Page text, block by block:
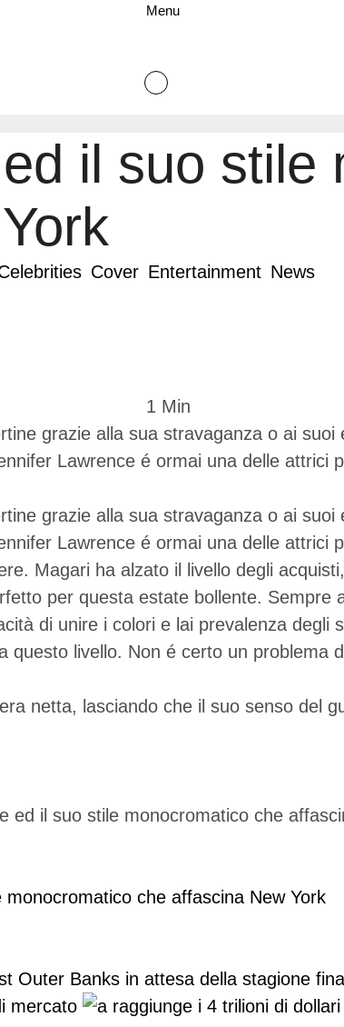
Menu
il suo stile
Cover Entertainment News
1 Min
grazie alla sua stravaganza o ai
Lawrence é ormai una delle attrici
grazie alla sua stravaganza o ai
Lawrence é ormai una delle
Magari ha alzato il livello degli
per questa estate bollente. Sempre
di unire i colori e lai prevalenza degli
livello. Non é certo un problema
netta, lasciando che il suo senso del
che affascina New York
Outer Banks in attesa della stagione
mercato